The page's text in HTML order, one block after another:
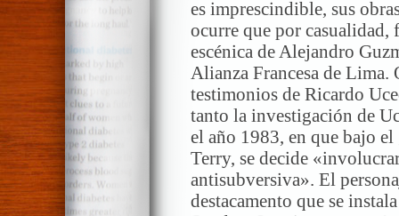
es imprescindible, sus
ocurre que por casualidad,
escénica de Alejandro
Alianza Francesa de Lima.
testimonios de Ricardo
tanto la investigación de
el año 1983, en que bajo
Terry, se decide
antisubversiva». El
destacamento que se